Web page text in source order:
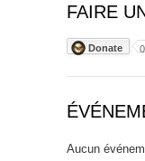
FAIRE
Donate 0
Aucun